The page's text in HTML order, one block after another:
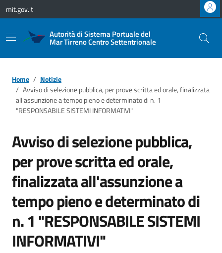
Vai ai contenuti
Vai al footer
mit.gov.it
Autorità di Sistema Portuale del
Mar Tirreno Centro Settentrionale
Home
Notizie
Avviso di selezione pubblica, per prove scritta ed orale, finalizzata
all'assunzione a tempo pieno e determinato di n. 1
"RESPONSABILE SISTEMI INFORMATIVI"
Avviso di selezione pubblica,
per prove scritta ed orale,
finalizzata all'assunzione a
tempo pieno e determinato di
n. 1 "RESPONSABILE SISTEMI
INFORMATIVI"